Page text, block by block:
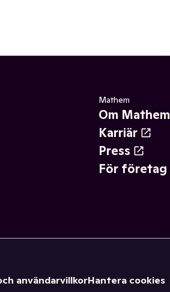
Mathem
Om Mathem
Karriär
Press
För företag
användarvillkorHantera cookies